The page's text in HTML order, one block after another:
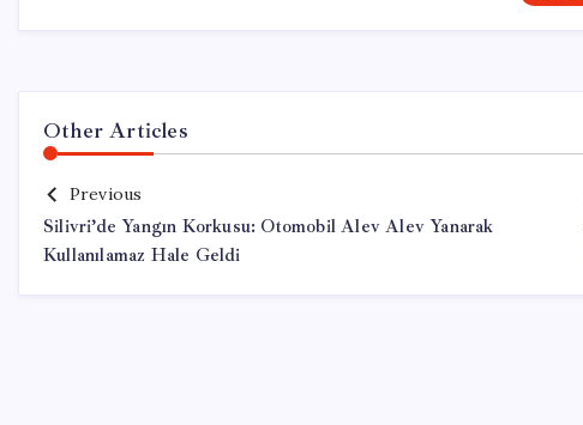
Other Articles
Previous
Silivri’de Yangın Korkusu: Otomobil Alev Alev Yanarak
Kullanılamaz Hale Geldi